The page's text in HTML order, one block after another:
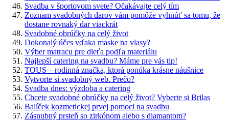
Svadba v športovom svete? Očakávajte celý tím
Zoznam svadobných darov vám pomôže vyhnúť sa tomu, že
dostane rovnaký dar viackrát
Svadobné obrúčky na celý život
Dokonalý účes vďaka maske na vlasy?
Výber matracu pre dieťa podľa materiálu
Najlepší catering na svadbu? Máme pre vás tip!
TOUS – rodinná značka, ktorá ponúka krásne náušnice
Vytvorte si svadobný web. Prečo?
Svadba dnes: výzdoba a catering
Chcete svadobné obrúčky na celý život? Vyberte si Brilas
Balíček kozmetickej prvej pomoci na svadbu
Zásnubný prsteň so zirkónom alebo s diamantom?